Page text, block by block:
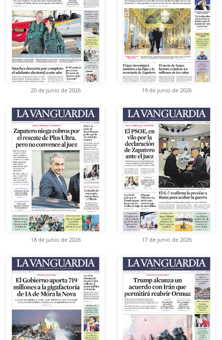
20 de junio de 2026 19 de junio de 2026
18 de junio de 2026 17 de junio de 2026